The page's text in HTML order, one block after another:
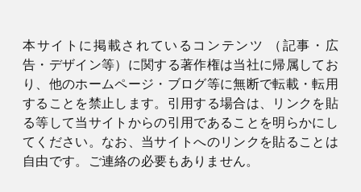
本サイトに掲載されているコンテンツ （記事・広
告・デザイン等）に関する著作権は当社に帰属してお
り、他のホームページ・ブログ等に無断で転載・転用
することを禁止します。引用する場合は、リンクを貼
る等して当サイトからの引用であることを明らかにし
てください。なお、当サイトへのリンクを貼ることは
自由です。ご連絡の必要もありません。